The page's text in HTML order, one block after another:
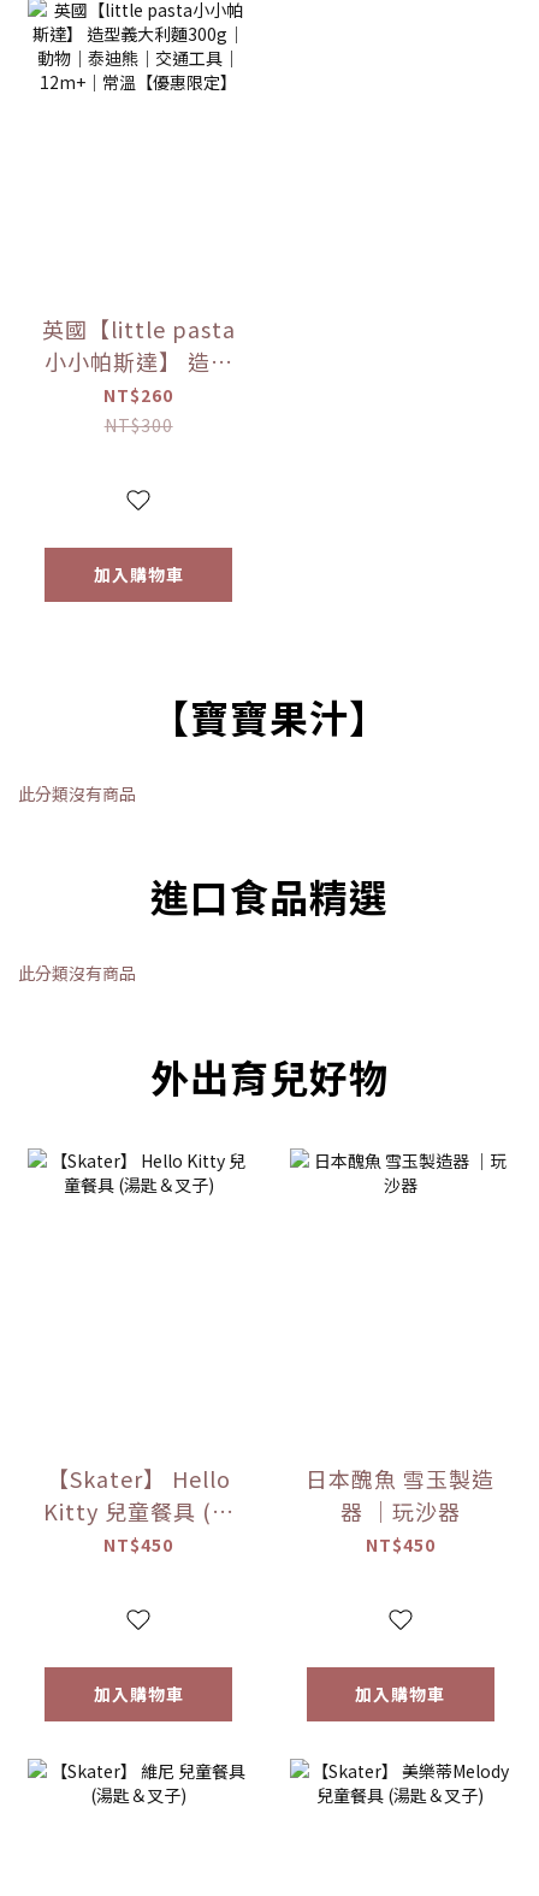
英國【little pasta
小小帕斯達】 造型
義大利麵300g｜動
物｜泰迪熊｜交通
【優惠限定】
NT$260
NT$300
加入購物車
【寶寶果汁】
此分類沒有商品
進口食品精選
此分類沒有商品
外出育兒好物
【Skater】 Hello
Kitty 兒童餐具 (湯
匙＆叉子)
NT$450
加入購物車
日本醜魚 雪玉製造
器 ｜玩沙器
NT$450
加入購物車